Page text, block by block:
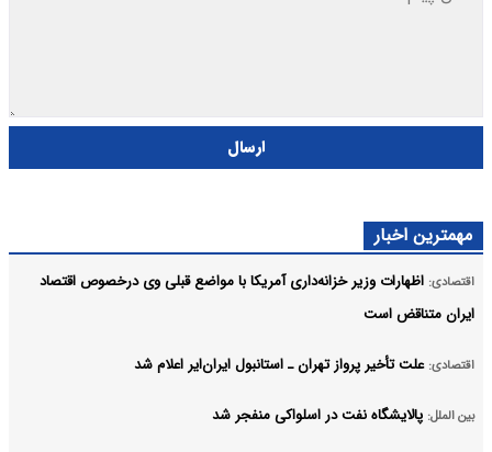
ارسال
مهمترین اخبار
اقتصادی: اظهارات وزیر خزانه‌داری آمریکا با مواضع قبلی وی درخصوص اقتصاد
ایران متناقض است
اقتصادی: علت تأخیر پرواز تهران ـ استانبول ایران‌ایر اعلام شد
بین الملل: پالایشگاه نفت در اسلواکی منفجر شد